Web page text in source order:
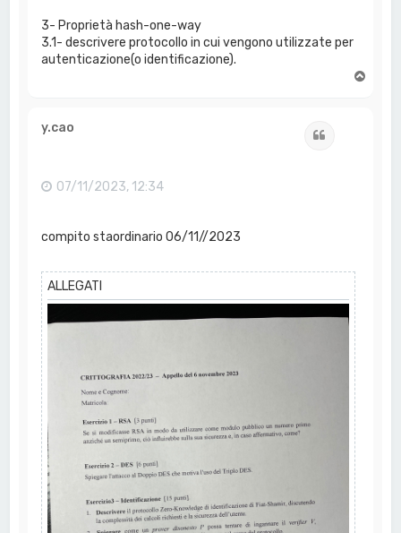
3- Proprietà hash-one-way
3.1- descrivere protocollo in cui vengono utilizzate per
autenticazione(o identificazione).
y.cao
07/11/2023, 12:34
compito staordinario 06/11//2023
ALLEGATI